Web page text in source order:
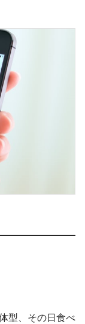
型、その日食べ